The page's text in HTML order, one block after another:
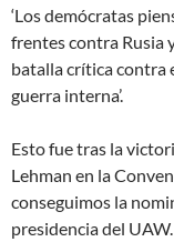
‘Los demócratas
frentes contra Rusia
batalla crítica contra
guerra interna’.
Esto fue tras la
Lehman en la
conseguimos la
presidencia del